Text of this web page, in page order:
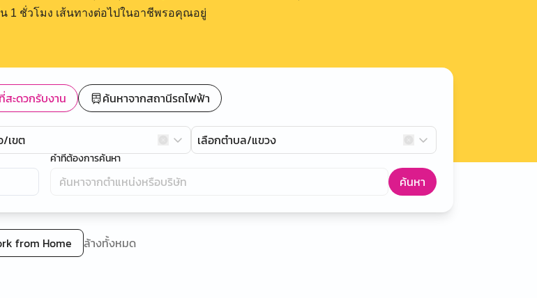
น 1 ชั่วโมง เส้นทางต่อไปในอาชีพรอคุณอยู่
ะดวกรับงาน ค้นหาจากสถานีรถไฟฟ้า
/เขต เลือกตำบล/แขวง
คำที่ต้องการค้นหา
ค้นหา
from Home ล้างทั้งหมด